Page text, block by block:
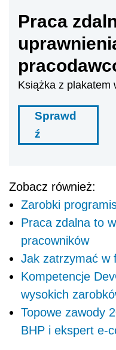
Praca
Książka z plakatem
Sprawd
ź
Zobacz również:
Zarobki
Praca zdalna to
pracowników
Jak zatrzymać w
Kompetencje
wysokich
Topowe zawody
BHP i ekspert e-